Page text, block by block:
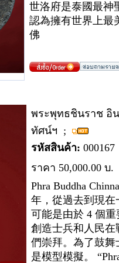
世洛府是泰國最神
認為擁有世界上最
佛
พระพุทธชินราช อิ
ทัศน์ฯ ;
รหัสสินค้า: 000167
ราคา 50,000.00 บ.
Phra Buddha
年，從過去到現
可能是由於 4 個
創造士兵和人民
們崇拜。為了鼓
是模型模擬。